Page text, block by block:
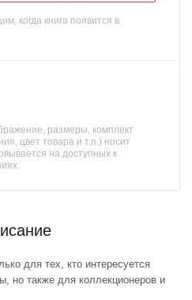
когда книга появится в
размеры, комплект
цвет товара и т.п.) носит
на доступных к
для тех, кто интересуется
но также для коллекционеров и